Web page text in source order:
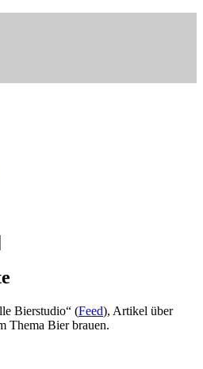
Bierstudio“ (Feed), Artikel über
Thema Bier brauen.